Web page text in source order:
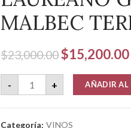
MALBEC
$23,000.00El
original
era:
$15,200.00
-
LAUREANO GOMEZ •
+ AÑADIR AL
Categoría: VINOS